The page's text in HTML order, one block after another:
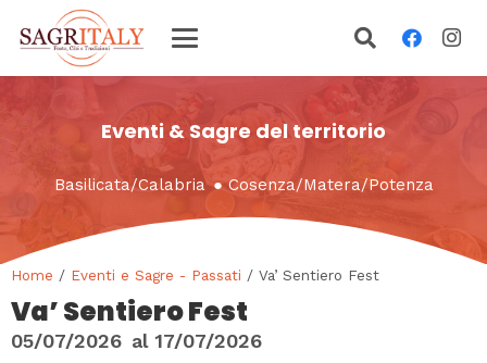
Eventi & Sagre del territorio
Basilicata/Calabria ●Cosenza/Matera/Potenza
Home / Eventi e Sagre - Passati / Va’ Sentiero Fest
Va’ Sentiero Fest
05/07/2026 al 17/07/2026